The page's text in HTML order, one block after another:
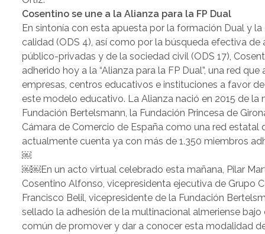
Cosentino se une a la Alianza para la FP Dual
En sintonía con esta apuesta por la formación Dual y
calidad (ODS 4), así como por la búsqueda efectiva de
público-privadas y de la sociedad civil (ODS 17),
adherido hoy a la “Alianza para la FP Dual”, una red que
empresas, centros educativos e instituciones a favor
este modelo educativo. La Alianza nació en 2015 de la
Fundación Bertelsmann, la Fundación Princesa de
Cámara de Comercio de España como una red estatal
actualmente cuenta ya con más de 1.350 miembros
￼
￼￼En un acto virtual celebrado esta mañana, Pilar
Cosentino Alfonso, vicepresidenta ejecutiva de Grupo
Francisco Belil, vicepresidente de la Fundación
sellado la adhesión de la multinacional almeriense
común de promover y dar a conocer esta modalidad